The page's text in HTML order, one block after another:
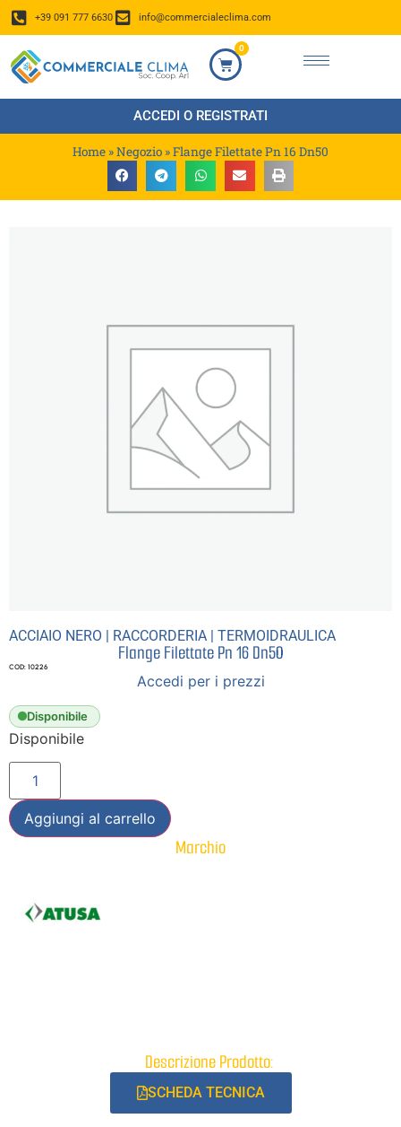
+39 091 777 6630 info@commercialeclima.com
0
ACCEDI O REGISTRATI
Home »Negozio »Flange Filettate Pn 16 Dn50
ACCIAIO NERO | RACCORDERIA | TERMOIDRAULICA
Flange Filettate Pn 16 Dn50
COD: 10226
Accedi per i prezzi
Disponibile
Disponibile
Aggiungi al carrello
Marchio
Descrizione Prodotto:
SCHEDA TECNICA